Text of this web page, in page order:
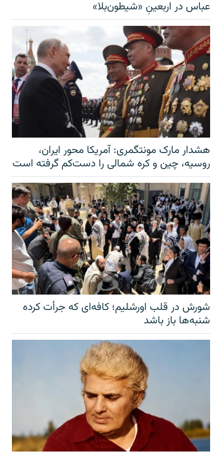
عباس در اربعینِ «شیطون‌بلا»
هشدار مارک مونتگمری: آمریکا محور ایران،
روسیه، چین و کره شمالی را دست‌کم گرفته است
شورش در قلب اورشلیم؛ کافه‌ای که جرأت کرده
شنبه‌ها باز باشد